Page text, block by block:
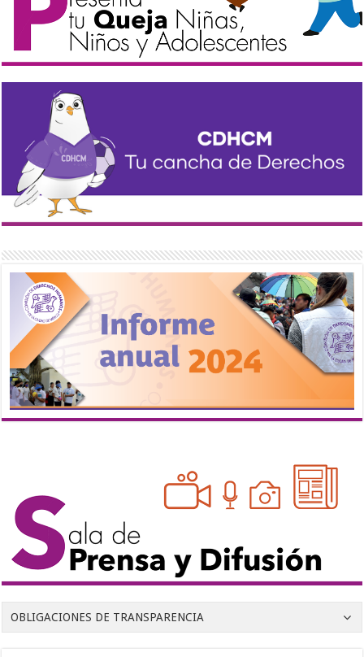
OBLIGACIONES DE TRANSPARENCIA